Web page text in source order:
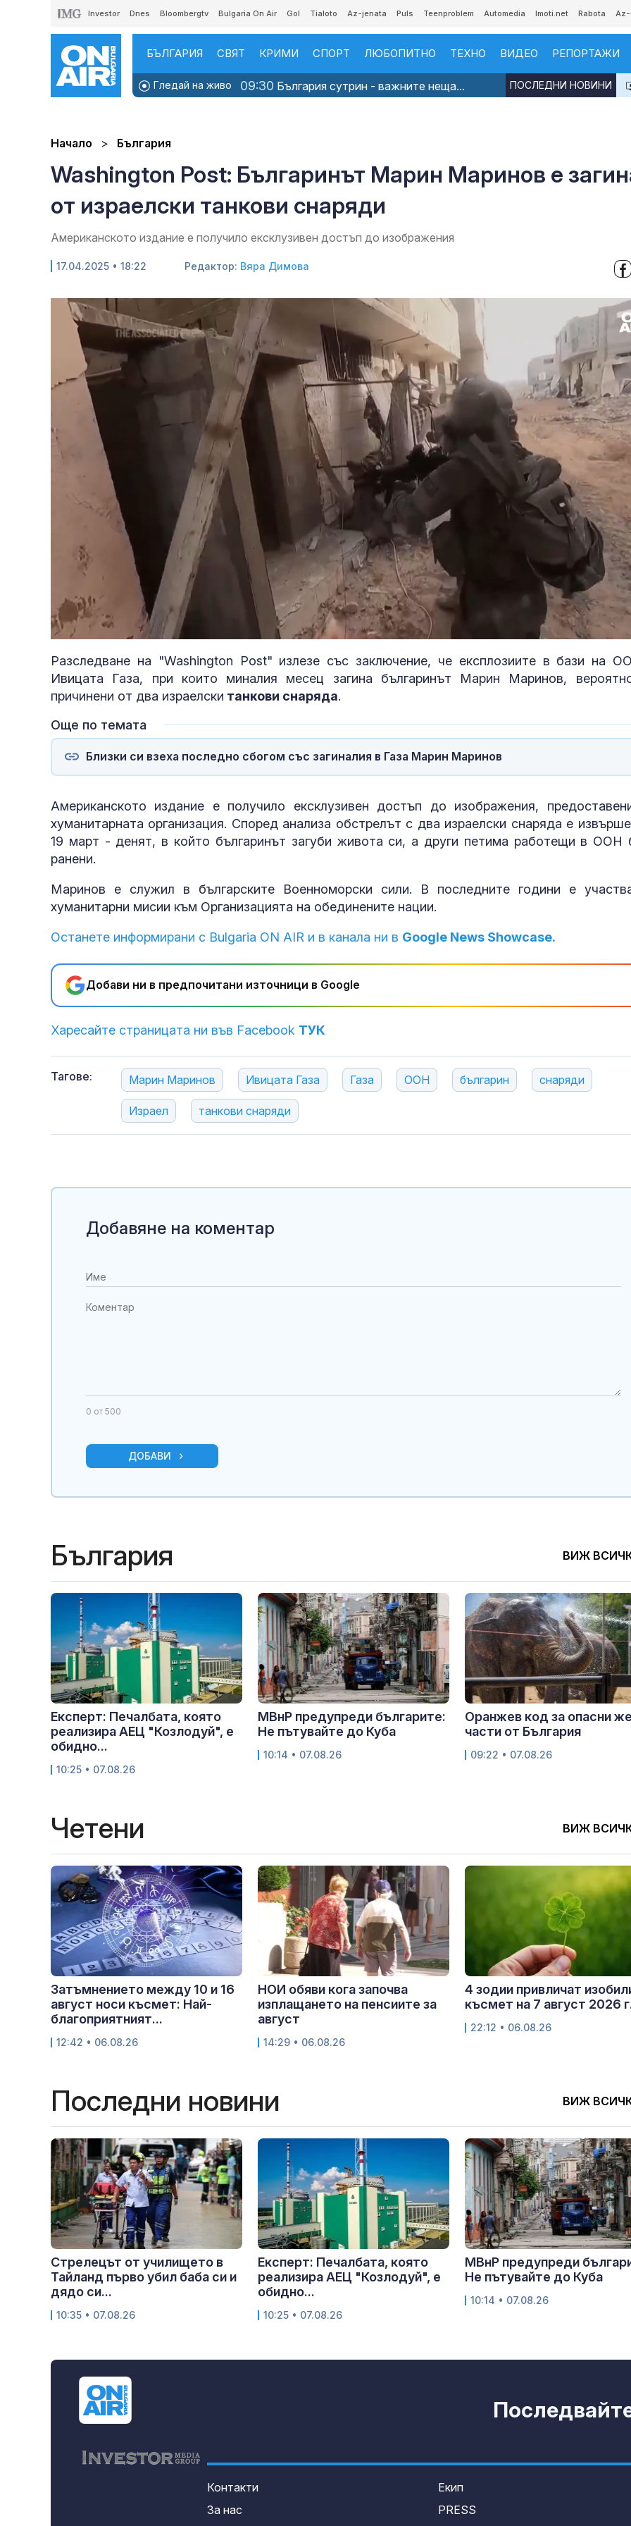
Investor Dnes Bloombergtv Bulgaria On Air Gol Tialoto Az-jenata Puls Teenproblem Automedia Imoti.net Rabota
БЪЛГАРИЯ СВЯТ КРИМИ СПОРТ ЛЮБОПИТНО ТЕХНО ВИДЕО РЕПОРТАЖИ
Гледай на живо 09:30 България сутрин - важните неща... ПОСЛЕДНИ НОВИНИ
Начало България
Washington Post: Българинът Марин Маринов е
от израелски танкови снаряди
Американското издание е получило ексклузивен достъп до изображения
17.04.2025 • 18:22 Редактор: Вяра Димова
Unmute Loaded
76.80%
Разследване на "Washington Post" излезе със заключение, че експлозиите в бази на
Ивицата Газа, при които миналия месец загина българинът Марин Маринов,
причинени от два израелски танкови снаряда.
Още по темата
Близки си взеха последно сбогом със загиналия в Газа Марин Маринов
Американското издание е получило ексклузивен достъп до изображения,
хуманитарната организация. Според анализа обстрелът с два израелски снаряда е
19 март - денят, в който българинът загуби живота си, а други петима работещи в ООН
ранени.
Маринов е служил в българските Военноморски сили. В последните години е
хуманитарни мисии към Организацията на обединените нации.
Останете информирани с Bulgaria ON AIR и в канала ни в Google News Showcase.
Добави ни в предпочитани източници в Google
Харесайте страницата ни във Facebook ТУК
Тагове: Марин Маринов Ивицата Газа Газа ООН българин снаряди
Израел танкови снаряди
Човешка намеса е
една от версиите за
Самолет не успя да
заради птица в
На Острова: София е
столица в Европа за
Седем души са убити и
15 ранени при стрелба
в училище край Банкок
Как се
костите с
сърдечносъдовия риск?
положително
Хендра
с тежко
Добавяне на коментар
0 от 500
ДОБАВИ
България ВИЖ
Експерт: Печалбата, която
реализира АЕЦ "Козлодуй", е
обидно...
10:25 • 07.08.26
МВнР предупреди българите:
Не пътувайте до Куба
10:14 • 07.08.26
Оранжев код за опасни
части от България
09:22 • 07.08.26
Четени ВИЖ
Затъмнението между 10 и 16
август носи късмет: Най-
благоприятният...
12:42 • 06.08.26
НОИ обяви кога започва
изплащането на пенсиите за
август
14:29 • 06.08.26
4 зодии привличат
късмет на 7 август 2026
22:12 • 06.08.26
Последни новини ВИЖ
Стрелецът от училището в
Тайланд първо убил баба си и
дядо си...
10:35 • 07.08.26
Експерт: Печалбата, която
реализира АЕЦ "Козлодуй", е
обидно...
10:25 • 07.08.26
МВнР предупреди
Не пътувайте до Куба
10:14 • 07.08.26
Контакти
За нас
Екип
PRESS